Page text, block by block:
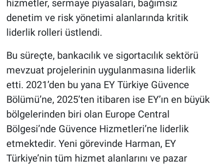
hizmetler, sermaye piyasaları, bağımsız
denetim ve risk yönetimi alanlarında kritik
liderlik rolleri üstlendi.
Bu süreçte, bankacılık ve sigortacılık sektörü
mevzuat projelerinin uygulanmasına liderlik
etti. 2021’den bu yana EY Türkiye Güvence
Bölümü’ne, 2025’ten itibaren ise EY’ın en büyük
bölgelerinden biri olan Europe Central
Bölgesi’nde Güvence Hizmetleri’ne liderlik
etmektedir. Yeni görevinde Harman, EY
Türkiye’nin tüm hizmet alanlarını ve pazar